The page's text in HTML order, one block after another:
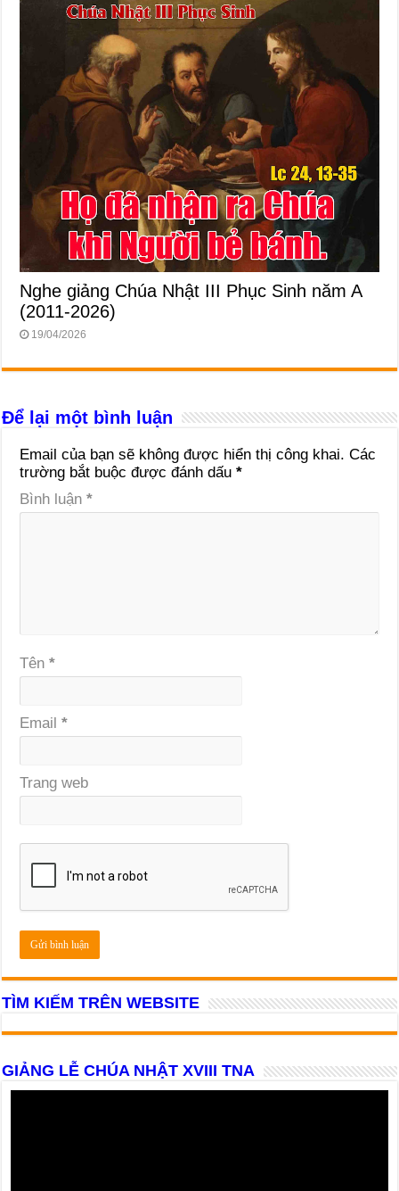
Nghe giảng Chúa Nhật III Phục Sinh năm A
(2011-2026)
19/04/2026
Để lại một bình luận
Email của bạn sẽ không được hiển thị công khai. Các
trường bắt buộc được đánh dấu*
Bình luận*
Tên*
Email*
Trang web
TÌM KIẾM TRÊN WEBSITE
GIẢNG LỄ CHÚA NHẬT XVIII TNA